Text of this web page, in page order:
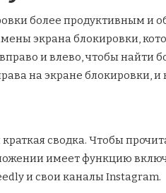
более продуктивным и
экрана блокировки,
и влево, чтобы найти
на экране блокировки, и
сводка. Чтобы
имеет функцию
и свои каналы Instagram.